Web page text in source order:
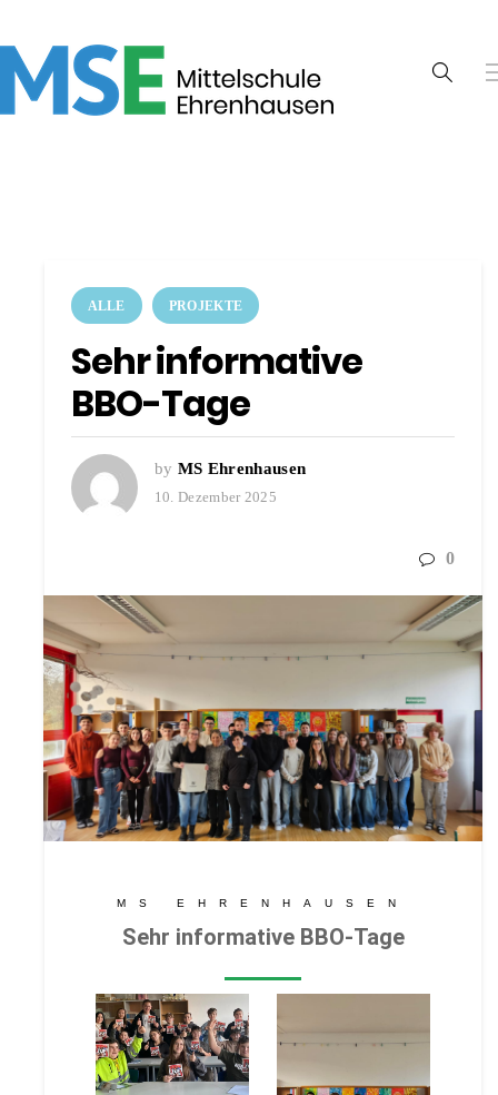
ALLE PROJEKTE
Sehr informative
BBO-Tage
by MS Ehrenhausen
10. Dezember 2025
0
MS EHRENHAUSEN
Sehr informative BBO-Tage